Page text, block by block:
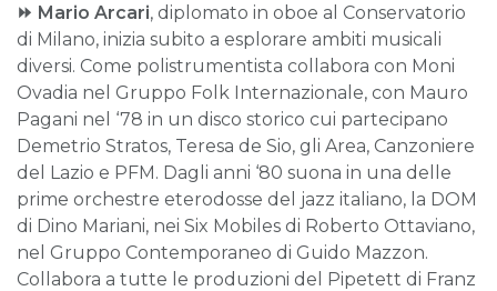
⏩ Mario Arcari, diplomato in oboe al Conservatorio
di Milano, inizia subito a esplorare ambiti musicali
diversi. Come polistrumentista collabora con Moni
Ovadia nel Gruppo Folk Internazionale, con Mauro
Pagani nel ‘78 in un disco storico cui partecipano
Demetrio Stratos, Teresa de Sio, gli Area, Canzoniere
del Lazio e PFM. Dagli anni ‘80 suona in una delle
prime orchestre eterodosse del jazz italiano, la DOM
di Dino Mariani, nei Six Mobiles di Roberto Ottaviano,
nel Gruppo Contemporaneo di Guido Mazzon.
Collabora a tutte le produzioni del Pipetett di Franz